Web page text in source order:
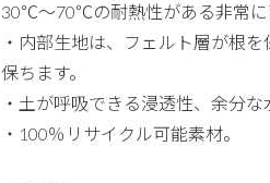
30℃～70℃の耐熱性がある非常に
・内部生地は、フェルト層が根
保ちます。
・土が呼吸できる浸透性、余分な
・100％リサイクル可能素材。